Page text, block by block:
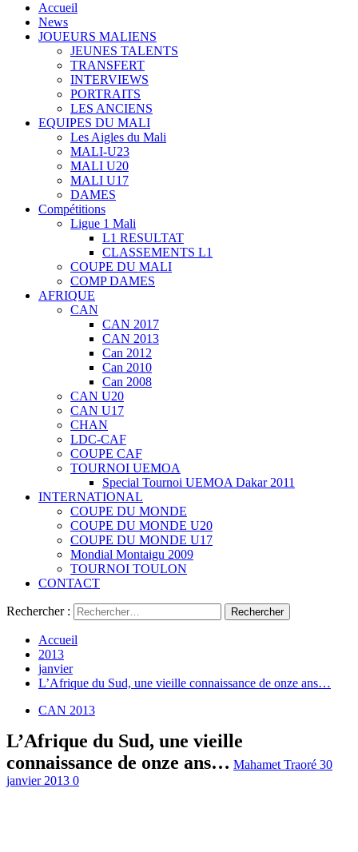
Accueil
News
JOUEURS MALIENS
JEUNES TALENTS
TRANSFERT
INTERVIEWS
PORTRAITS
LES ANCIENS
EQUIPES DU MALI
Les Aigles du Mali
MALI-U23
MALI U20
MALI U17
DAMES
Compétitions
Ligue 1 Mali
L1 RESULTAT
CLASSEMENTS L1
COUPE DU MALI
COMP DAMES
AFRIQUE
CAN
CAN 2017
CAN 2013
Can 2012
Can 2010
Can 2008
CAN U20
CAN U17
CHAN
LDC-CAF
COUPE CAF
TOURNOI UEMOA
Special Tournoi UEMOA Dakar 2011
INTERNATIONAL
COUPE DU MONDE
COUPE DU MONDE U20
COUPE DU MONDE U17
Mondial Montaigu 2009
TOURNOI TOULON
CONTACT
Rechercher :
Accueil
2013
janvier
L’Afrique du Sud, une vieille connaissance de onze ans…
CAN 2013
L’Afrique du Sud, une vieille
connaissance de onze ans… Mahamet Traoré 30
janvier 2013 0